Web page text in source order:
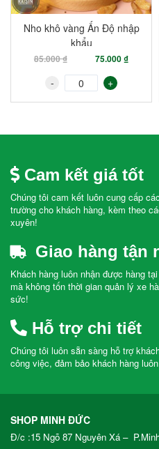
Nho khô vàng Ấn Độ nhập
khẩu
85.000 ₫ 75.000 ₫
- +
Cam kết giá tốt
Chúng tôi cam kết luôn cung cấp
trường cho khách hàng, kèm theo
xuyên!
Giao hàng tận
Khách hàng luôn nhận được hàng
mà không tốn thời gian quản lý xe
sức!
Hỗ trợ chi tiết
Chúng tôi luôn sẵn sàng hỗ trợ
công việc, đảm bảo khách hàng
SHOP MINH ĐỨC
Đ/c :15 Ngõ 87 Nguyên Xá –